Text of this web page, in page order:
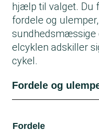
hjælp til valget. Du
fordele og
sundhedsmæssige
elcyklen adskiller
cykel.
Fordele og
Fordele